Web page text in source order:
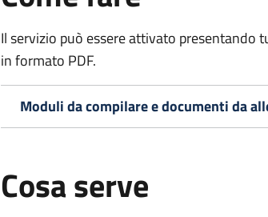
Il servizio può essere attivato presentando
in formato PDF.
Moduli da compilare e documenti da
Cosa serve